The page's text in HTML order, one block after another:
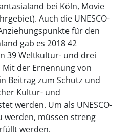
bei Köln, Movie
Auch die UNESCO-
für den
gab es 2018 42
39 Weltkultur- und drei
der Ernennung von
Beitrag zum Schutz und
Kultur- und
werden. Um als UNESCO-
werden, müssen streng
werden.